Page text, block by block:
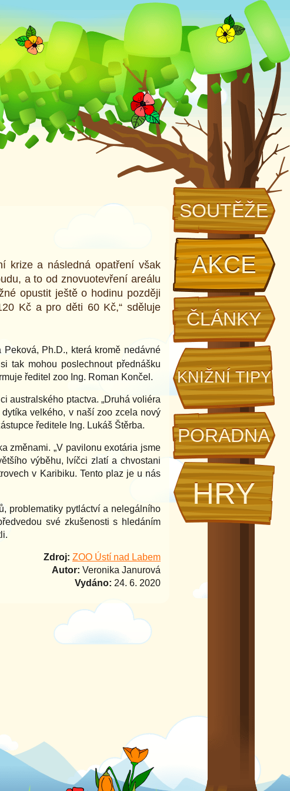
SOUTĚŽE
AKCE
ČLÁNKY
KNIŽNÍ TIPY
PORADNA
HRY
krize a následná opatření však
a to od znovuotevření areálu
opustit ještě o hodinu později
Kč a pro děti 60 Kč,“ sděluje
Ph.D., která kromě nedávné
tak mohou poslechnout přednášku
ředitel zoo Ing. Roman Končel.
australského ptactva. „Druhá voliéra
velkého, v naší zoo zcela nový
ředitele Ing. Lukáš Štěrba.
změnami. „V pavilonu exotária jsme
výběhu, lvíčci zlatí a chvostani
v Karibiku. Tento plaz je u nás
problematiky pytláctví a nelegálního
své zkušenosti s hledáním
Zdroj: ZOO Ústí nad Labem
Autor: Veronika Janurová
Vydáno: 24. 6. 2020